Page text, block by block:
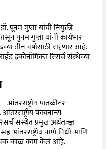
पूनम गुप्ता यांची नियुक्ती
पुनम गुप्ता यांनी कार्यभार
तीन वर्षासाठी राहणार आहे.
इकोनॉमिक्स रिसर्च संस्थेच्या
आंतरराष्ट्रीय पातळीवर
फायनान्स
संस्थेत प्रमुख अर्थतज्ज्ञ
आंतरराष्ट्रीय नाणे निधी आणि
काळ काम केलं आहे.